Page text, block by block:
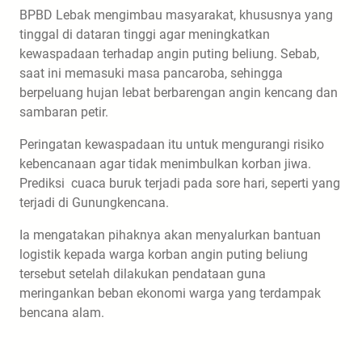
BPBD Lebak mengimbau masyarakat, khususnya yang
tinggal di dataran tinggi agar meningkatkan
kewaspadaan terhadap angin puting beliung. Sebab,
saat ini memasuki masa pancaroba, sehingga
berpeluang hujan lebat berbarengan angin kencang dan
sambaran petir.
Peringatan kewaspadaan itu untuk mengurangi risiko
kebencanaan agar tidak menimbulkan korban jiwa.
Prediksi cuaca buruk terjadi pada sore hari, seperti yang
terjadi di Gunungkencana.
Ia mengatakan pihaknya akan menyalurkan bantuan
logistik kepada warga korban angin puting beliung
tersebut setelah dilakukan pendataan guna
meringankan beban ekonomi warga yang terdampak
bencana alam.